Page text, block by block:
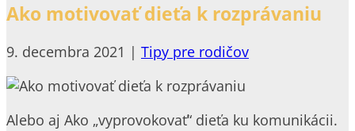
Ako motivovať dieťa k rozprávaniu
9. decembra 2021 | Tipy pre rodičov
Alebo aj Ako „vyprovokovať“ dieťa ku komunikácii.